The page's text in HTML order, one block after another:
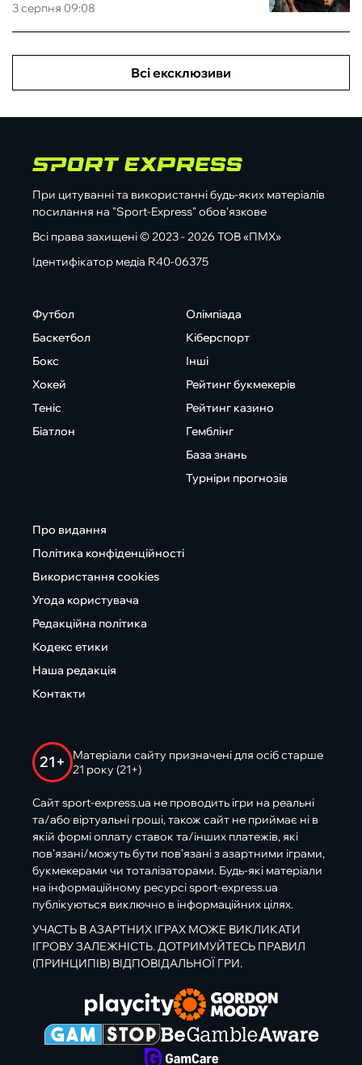
3 серпня 09:08
Всі ексклюзиви
При цитуванні та використанні будь-яких матеріалів
посилання на "Sport-Express" обов'язкове
Всі права захищені © 2023 - 2026 ТОВ «ПМХ»
Ідентифікатор медіа R40-06375
Футбол
Баскетбол
Бокс
Хокей
Теніс
Біатлон
Олімпіада
Кіберспорт
Інші
Рейтинг букмекерів
Рейтинг казино
Гемблінг
База знань
Турніри прогнозів
Про видання
Політика конфіденційності
Використання cookies
Угода користувача
Редакційна політика
Кодекс етики
Наша редакція
Контакти
21+
Матеріали сайту призначені для осіб старше
21 року (21+)
Сайт sport-express.ua не проводить ігри на реальні
та/або віртуальні гроші, також сайт не приймає ні в
якій формі оплату ставок та/інших платежів, які
пов’язані/можуть бути пов’язані з азартними іграми,
букмекерами чи тоталізаторами. Будь-які матеріали
на інформаційному ресурсі sport-express.ua
публікуються виключно в інформаційних цілях.
УЧАСТЬ В АЗАРТНИХ ІГРАХ МОЖЕ ВИКЛИКАТИ
ІГРОВУ ЗАЛЕЖНІСТЬ. ДОТРИМУЙТЕСЬ ПРАВИЛ
(ПРИНЦИПІВ) ВІДПОВІДАЛЬНОЇ ГРИ.